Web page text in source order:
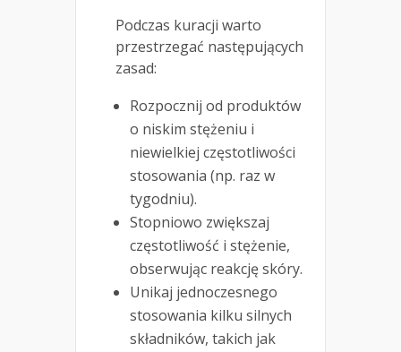
Podczas kuracji warto
przestrzegać następujących
zasad:
Rozpocznij od produktów
o niskim stężeniu i
niewielkiej częstotliwości
stosowania (np. raz w
tygodniu).
Stopniowo zwiększaj
częstotliwość i stężenie,
obserwując reakcję skóry.
Unikaj jednoczesnego
stosowania kilku silnych
składników, takich jak